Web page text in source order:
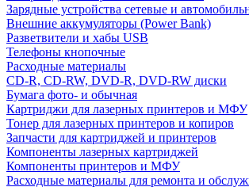
Зарядные устройства сетевые и
Внешние аккумуляторы (Power Bank)
Разветвители и хабы USB
Телефоны кнопочные
Расходные материалы
CD-R, CD-RW, DVD-R, DVD-RW диски
Бумага фото- и обычная
Картриджи для лазерных принтеров и МФУ
Тонер для лазерных принтеров и копиров
Запчасти для картриджей и принтеров
Компоненты лазерных картриджей
Компоненты принтеров и МФУ
Расходные материалы для ремонта и